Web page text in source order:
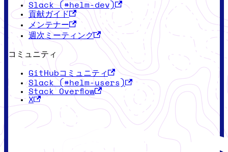
Slack (#helm-dev)
貢献ガイド
メンテナー
週次ミーティング
コミュニティ
GitHubコミュニティ
Slack (#helm-users)
Stack Overflow
X